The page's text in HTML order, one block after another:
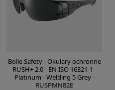
Bolle Safety - Okulary ochronne
RUSH+ 2.0 - EN ISO 16321-1 -
Platinum - Welding 5 Grey -
RUSPMN82E